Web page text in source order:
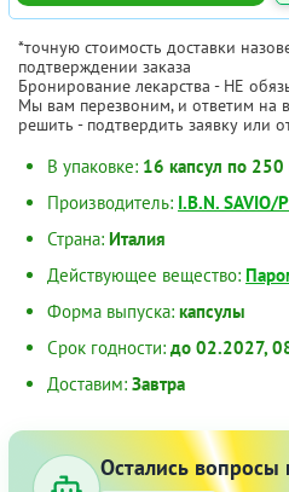
*точную стоимость доставки
подтверждении заказа
Бронирование лекарства - НЕ
Мы вам перезвоним, и ответим на
решить - подтвердить заявку или
В упаковке: 16 капсул по 250
Производитель: I.B.N. SAVIO/
Страна: Италия
Действующее вещество:
Форма выпуска: капсулы
Срок годности: до 02.2027,
Доставим: Завтра
Остались